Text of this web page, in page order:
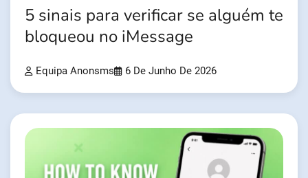
5 sinais para verificar se alguém te
bloqueou no iMessage
Equipa Anonsms 6 De Junho De 2026